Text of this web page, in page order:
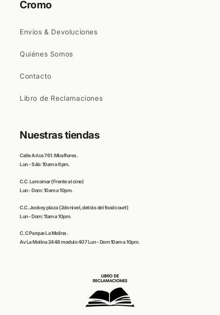
Cromo
Envíos & Devoluciones
Quiénes Somos
Contacto
Libro de Reclamaciones
Nuestras tiendas
CalleArica761. Miraflores.
Lun - Sáb: 10am a 6pm.
C.C. Larcomar(Frente al cine)
Lun - Dom: 10am a 10pm.
C.C.Jockey plaza (2do nivel, detrás del food court)
Lun - Dom: 11am a 10pm.
C. CParque La Molina.
Av La Molina 2448 modulo 407 Lun - Dom 10am a 10pm.